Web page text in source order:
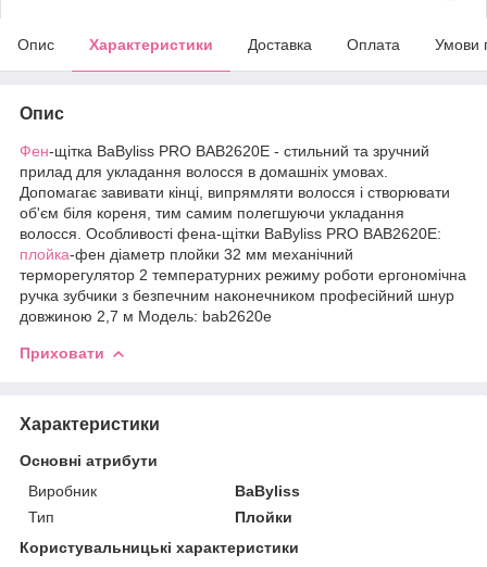
Опис Характеристики Доставка Оплата Умови
Опис
Фен-щітка BaByliss PRO BAB2620E - стильний та зручний
прилад для укладання волосся в домашніх умовах.
Допомагає завивати кінці, випрямляти волосся і створювати
об'єм біля кореня, тим самим полегшуючи укладання
волосся. Особливості фена-щітки BaByliss PRO BAB2620E:
плойка-фен діаметр плойки 32 мм механічний
терморегулятор 2 температурних режиму роботи ергономічна
ручка зубчики з безпечним наконечником професійний шнур
довжиною 2,7 м Модель: bab2620e
Приховати
Характеристики
Основні атрибути
Виробник
BaByliss
Тип
Плойки
Користувальницькі характеристики